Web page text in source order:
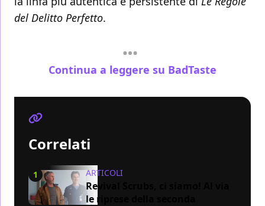
del Delitto Perfetto.
Continua a leggere su BadTaste
Correlati
1 ARTICOLI
Revival Scrubs, ci siamo! Al via
le riprese della seconda